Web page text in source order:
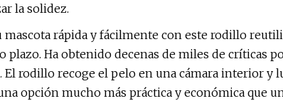
la solidez.
mascota rápida y fácilmente con este rodillo
plazo. Ha obtenido decenas de miles de críticas
El rodillo recoge el pelo en una cámara interior y
opción mucho más práctica y económica que